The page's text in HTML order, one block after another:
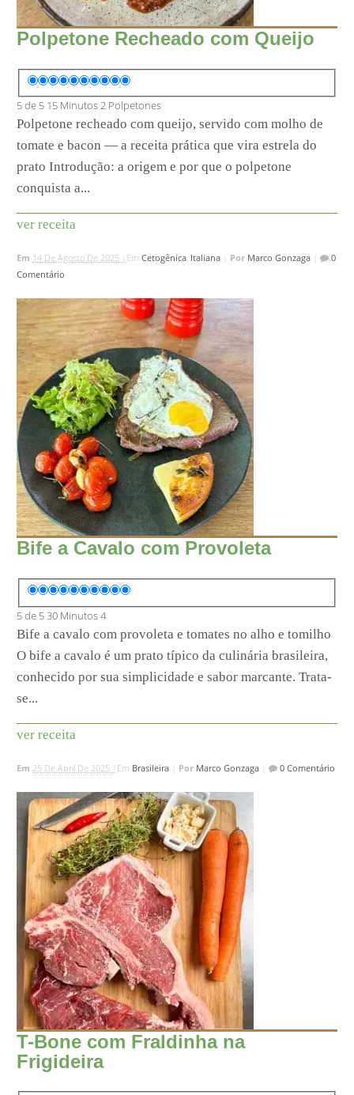
Polpetone Recheado com Queijo
5 de 5 15 Minutos2 Polpetones
Polpetone recheado com queijo, servido com molho de
tomate e bacon — a receita prática que vira estrela do
prato Introdução: a origem e por que o polpetone
conquista a...
ver receita
Em 14 De Agosto De 2025 | EmCetogênica, Italiana Por Marco Gonzaga |
0
Comentário
Bife a Cavalo com Provoleta
5 de 5 30 Minutos4
Bife a cavalo com provoleta e tomates no alho e tomilho
O bife a cavalo é um prato típico da culinária brasileira,
conhecido por sua simplicidade e sabor marcante. Trata-
se...
ver receita
Em 25 De Abril De 2025 | Em Brasileira Por Marco Gonzaga | 0 Comentário
T-Bone com Fraldinha na
Frigideira